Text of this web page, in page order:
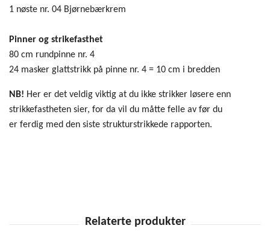
1 nøste nr. 04 Bjørnebærkrem
Pinner og strikefasthet
80 cm rundpinne nr. 4
24 masker glattstrikk på pinne nr. 4 = 10 cm i bredden
NB! Her er det veldig viktig at du ikke strikker løsere enn
strikkefastheten sier, for da vil du måtte felle av før du
er ferdig med den siste strukturstrikkede rapporten.